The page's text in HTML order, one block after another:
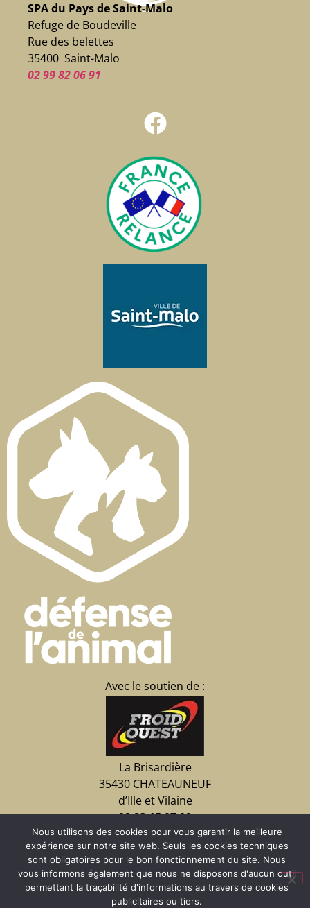
SPA du Pays de Saint-Malo
Refuge de Boudeville
Rue des belettes
35400 Saint-Malo
02 99 82 06 91
Avec le soutien de :
La Brisardière
35430 CHATEAUNEUF
d’Ille et Vilaine
02 23 15 07 09
Faire un don
Nous utilisons des cookies pour vous garantir la meilleure
expérience sur notre site web. Seuls les cookies techniques
sont obligatoires pour le bon fonctionnement du site. Nous
vous informons également que nous ne disposons d'aucun outil
permettant la traçabilité d'informations au travers de cookies
publicitaires ou tiers.